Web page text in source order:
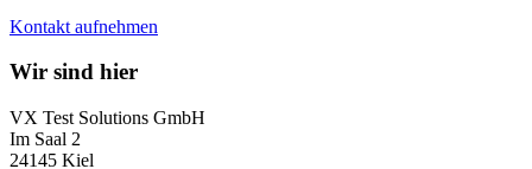
Kontakt aufnehmen
Wir sind hier
VX Test Solutions GmbH
Im Saal 2
24145 Kiel